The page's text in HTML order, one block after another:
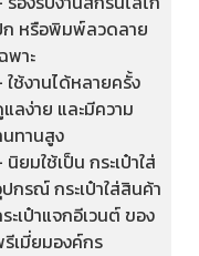
หรือพิมพ์ลวดลาย
พาะ
ใช้งานได้หลายครั้ง
ลง่าย และมีความ
ทานสูง
นิยมใช้เป็น กระเป๋าใส่
กรณ์ กระเป๋าใส่สินค้า
ะเป๋าแจกอีเวนต์ ของ
เมี่ยมองค์กร